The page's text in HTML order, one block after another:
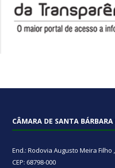
CÂMARA DE SANTA
End.: Rodovia Augusto Meira Filho
CEP: 68798-000